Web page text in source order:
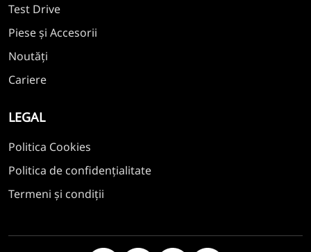
Test Drive
Piese și Accesorii
Noutăți
Cariere
LEGAL
Politica Cookies
Politica de confidențialitate
Termeni și condiții